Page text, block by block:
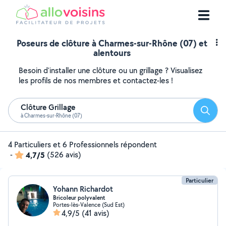
Poseurs de clôture à Charmes-sur-Rhône (07) et
alentours
Besoin d'installer une clôture ou un grillage ? Visualisez
les profils de nos membres et contactez-les !
Clôture Grillage
à Charmes-sur-Rhône (07)
4 Particuliers et 6 Professionnels répondent
-
4,7/5 (526 avis)
Particulier
Yohann Richardot
Bricoleur polyvalent
Portes-lès-Valence (Sud Est)
4,9/5 (41 avis)